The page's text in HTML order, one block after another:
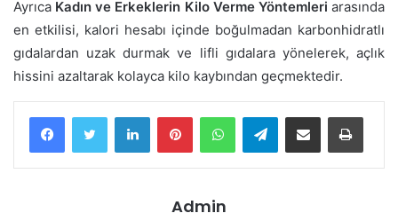
Ayrıca Kadın ve Erkeklerin Kilo Verme Yöntemleri arasında
en etkilisi, kalori hesabı içinde boğulmadan karbonhidratlı
gıdalardan uzak durmak ve lifli gıdalara yönelerek, açlık
hissini azaltarak kolayca kilo kaybından geçmektedir.
LinkedInPinterestWhatsAppTelegramE-Posta ile paylaş Yazdır
Admin